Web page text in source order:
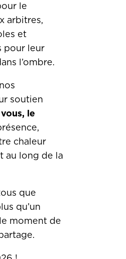
le
arbitres,
et
pour leur
l’ombre.
soutien
vous, le
chaleur
au long de la
que
qu’un
moment de